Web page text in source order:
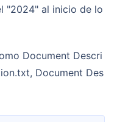
Document Des